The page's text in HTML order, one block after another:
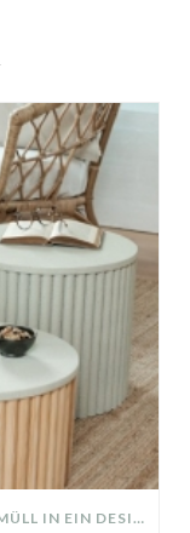
DIY UPCYLING IDEE: WIE MAN SPERRMÜLL IN EIN DESIGNER TEIL VERWANDELT